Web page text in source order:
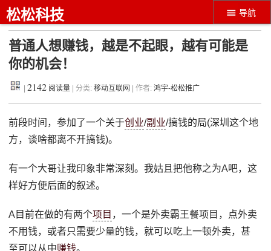
导航
松松科技
普通人想赚钱，越是不起眼，越有可能是
你的机会！
|2142 阅读量 | 分类:移动互联网 | 作者:鸿宇-松松推广
前段时间，参加了一个关于创业/副业/搞钱的局(深圳这个地
方，谈啥都离不开搞钱)。
有一个大哥让我印象非常深刻。我姑且把他称之为A吧，这
样好方便后面的叙述。
A目前在做的有两个项目 ，一个是外卖霸王餐项目，点外卖
不用钱，或者只需要少量的钱，就可以吃上一顿外卖，甚
至可以从中赚钱。